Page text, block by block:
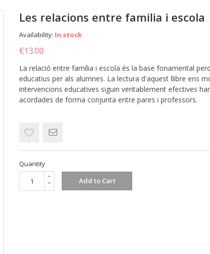
Les relacions entre familia i escola
Availability: In stock
€13.00
La relació entre família i escola és la base fonamental
educatius per als alumnes. La lectura d'aquest llibre ens
intervencions educatives siguin veritablement efectives
acordades de forma conjunta entre pares i professors.
Quantity
Add to Cart